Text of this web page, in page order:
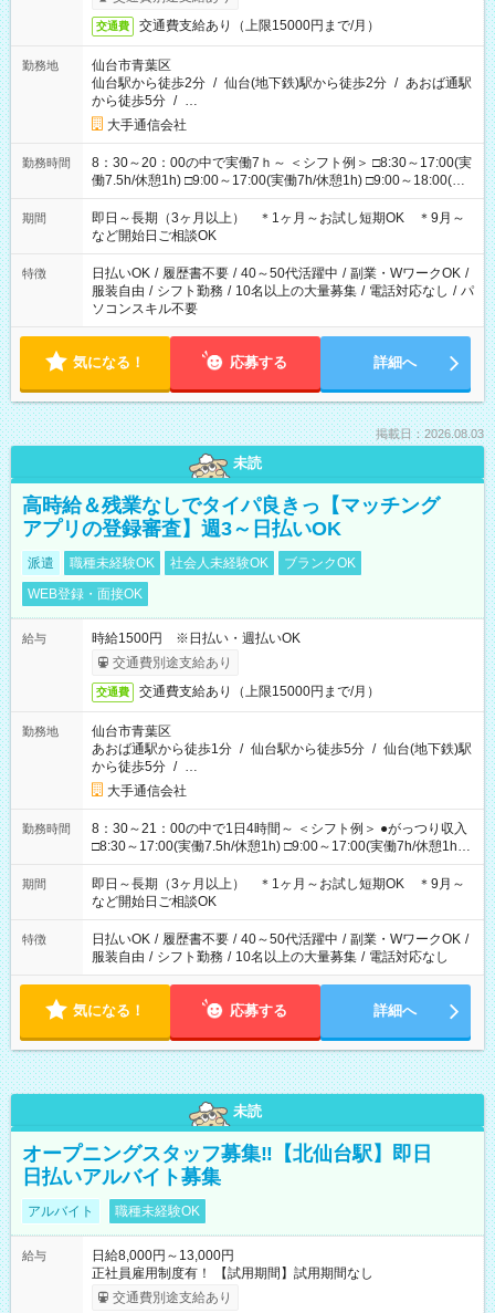
交通費 交通費支給あり（上限15000円まで/月）
勤務地
仙台市青葉区
仙台駅から徒歩2分 / 仙台(地下鉄)駅から徒歩2分 / あおば通駅
から徒歩5分 / …
大手通信会社
勤務時間
8：30～20：00の中で実働7ｈ～ ＜シフト例＞ □8:30～17:00(実
働7.5h/休憩1h) □9:00～17:00(実働7h/休憩1h) □9:00～18:00(実
働8h/休憩1h) □10:00～19:00(実働8h/休憩1h) □11:00～20:00(実
働8h/休憩1h) ＊時間固定ＯＫ
期間
即日～長期（3ヶ月以上） ＊1ヶ月～お試し短期OK ＊9月～
など開始日ご相談OK
特徴 日払いOK / 履歴書不要 / 40～50代活躍中 / 副業・WワークOK /
服装自由 / シフト勤務 / 10名以上の大量募集 / 電話対応なし / パ
ソコンスキル不要
気になる！ 応募する 詳細へ
掲載日：2026.08.03
未読
高時給＆残業なしでタイパ良きっ【マッチング
アプリの登録審査】週3～日払いOK
派遣 職種未経験OK 社会人未経験OK
ブランクOK
WEB登録・面接OK
給与
時給1500円 ※日払い・週払いOK
交通費別途支給あり
交通費 交通費支給あり（上限15000円まで/月）
勤務地
仙台市青葉区
あおば通駅から徒歩1分 / 仙台駅から徒歩5分 / 仙台(地下鉄)駅
から徒歩5分 / …
大手通信会社
勤務時間
8：30～21：00の中で1日4時間～ ＜シフト例＞ ●がっつり収入
□8:30～17:00(実働7.5h/休憩1h) □9:00～17:00(実働7h/休憩1h)
□10:00～19:00(実働8h/休憩1h) □11:00～20:00(実働8h/休憩1h)
□13:00～21:00(実働7h/休憩1h) ●サクッと短時間♪ □15:00～
期間
即日～長期（3ヶ月以上） ＊1ヶ月～お試し短期OK ＊9月～
など開始日ご相談OK
特徴 日払いOK / 履歴書不要 / 40～50代活躍中 / 副業・WワークOK /
服装自由 / シフト勤務 / 10名以上の大量募集 / 電話対応なし
気になる！ 応募する 詳細へ
未読
オープニングスタッフ募集‼【北仙台駅】即日
日払いアルバイト募集
アルバイト 職種未経験OK
給与
日給8,000円～13,000円
正社員雇用制度有！ 【試用期間】試用期間なし
交通費別途支給あり